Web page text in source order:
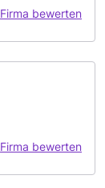
Firma bewerten
Firma bewerten